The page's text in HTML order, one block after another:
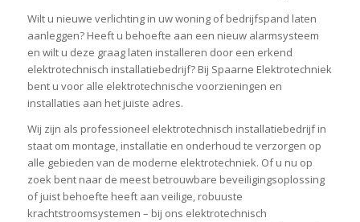
Wilt u nieuwe verlichting in uw woning of bedrijfspand laten
aanleggen? Heeft u behoefte aan een nieuw alarmsysteem
en wilt u deze graag laten installeren door een erkend
elektrotechnisch installatiebedrijf? Bij Spaarne Elektrotechniek
bent u voor alle elektrotechnische voorzieningen en
installaties aan het juiste adres.
Wij zijn als professioneel elektrotechnisch installatiebedrijf in
staat om montage, installatie en onderhoud te verzorgen op
alle gebieden van de moderne elektrotechniek. Of u nu op
zoek bent naar de meest betrouwbare beveiligingsoplossing
of juist behoefte heeft aan veilige, robuuste
krachtstroomsystemen – bij ons elektrotechnisch